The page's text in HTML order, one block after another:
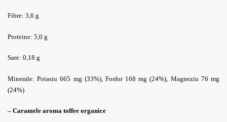
Fibre: 3,6 g
Proteine: 5,0 g
Sare: 0,18 g
Minerale:Potasiu 665 mg (33%), Fosfor168 mg (24%), Magneziu 76 mg
(24%)
– Caramele aroma toffee organice